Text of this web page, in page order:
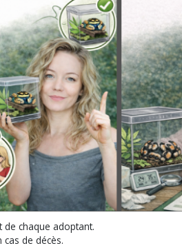
de chaque adoptant.
de décès.